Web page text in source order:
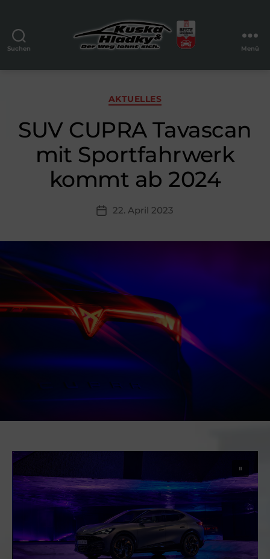
Suchen
Kuska
Hladky
GmbH
Menü
Kategorien
AKTUELLES
SUV CUPRA Tavascan
mit Sportfahrwerk
kommt ab 2024
Beitragsdatum
22. April 2023